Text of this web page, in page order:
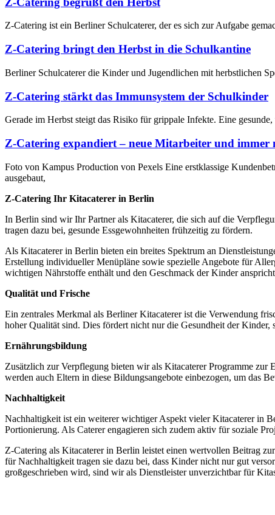
Z-Catering ist ein Berliner Schulcaterer, der es sich zur Aufgabe
Z-Catering bringt den Herbst in die Schulkantine
Berliner Schulcaterer die Kinder und Jugendlichen mit herbstlichen
Z-Catering stärkt das Immunsystem der Schulkinder
Gerade im Herbst steigt das Risiko für grippale Infekte. Eine
Z-Catering expandiert – neue Mitarbeiter und immer
Foto von Kampus Production von Pexels Eine erstklassige
ausgebaut,
Z-Catering Ihr Kitacaterer in Berlin
In Berlin sind wir Ihr Partner als Kitacaterer, die sich auf die
tragen dazu bei, gesunde Essgewohnheiten frühzeitig zu fördern.
Als Kitacaterer in Berlin bieten ein breites Spektrum an
Erstellung individueller Menüpläne sowie spezielle Angebote für
wichtigen Nährstoffe enthält und den Geschmack der Kinder
Qualität und Frische
Ein zentrales Merkmal als Berliner Kitacaterer ist die Verwendung
hoher Qualität sind. Dies fördert nicht nur die Gesundheit der
Ernährungsbildung
Zusätzlich zur Verpflegung bieten wir als Kitacaterer Programme
werden auch Eltern in diese Bildungsangebote einbezogen, um das
Nachhaltigkeit
Nachhaltigkeit ist ein weiterer wichtiger Aspekt vieler Kitacaterer in
Portionierung. Als Caterer engagieren sich zudem aktiv für soziale
Z-Catering als Kitacaterer in Berlin leistet einen wertvollen Beitrag
für Nachhaltigkeit tragen sie dazu bei, dass Kinder nicht nur gut
großgeschrieben wird, sind wir als Dienstleister unverzichtbar für